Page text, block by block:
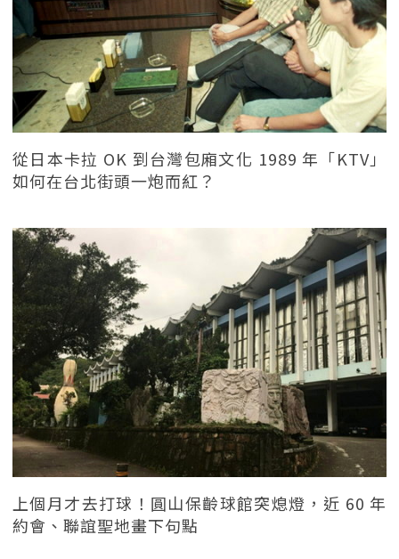
從日本卡拉 OK 到台灣包廂文化 1989 年「KTV」
如何在台北街頭一炮而紅？
上個月才去打球！圓山保齡球館突熄燈，近 60 年
約會、聯誼聖地畫下句點